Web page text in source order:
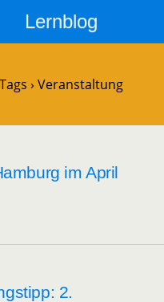
Lernblog
Tags › Veranstaltung
im April
2.